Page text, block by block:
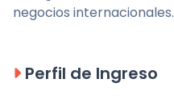
negocios internacionales.
Perfil de Ingreso